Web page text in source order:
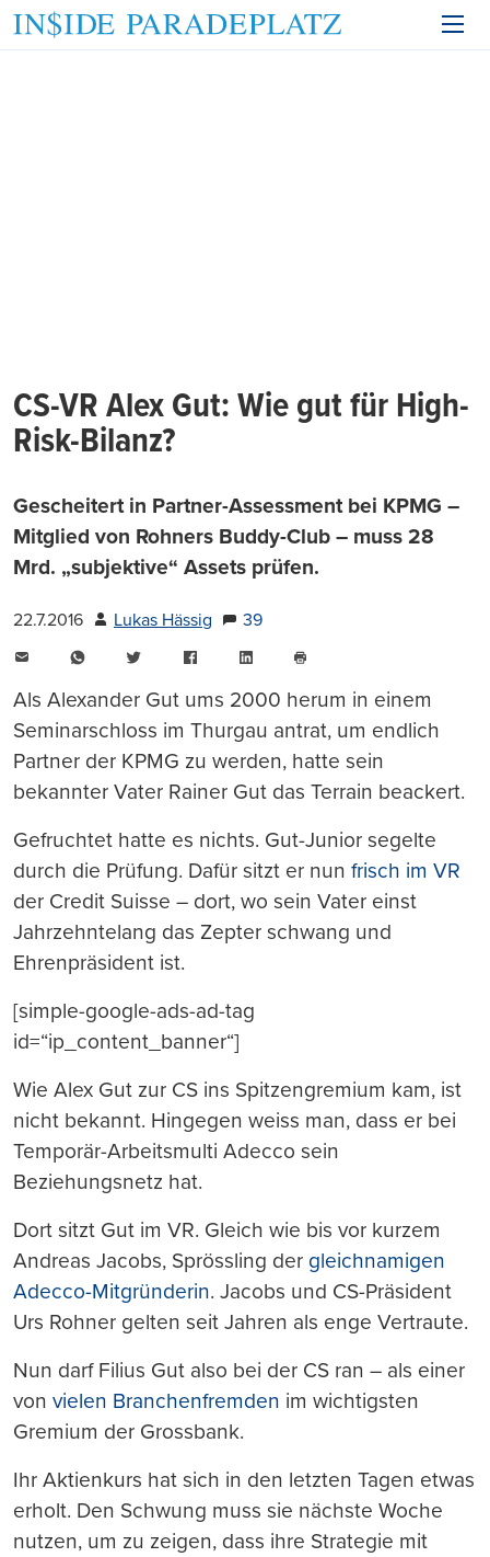
CS-VR Alex Gut: Wie gut für High-
Risk-Bilanz?
Gescheitert in Partner-Assessment bei KPMG –
Mitglied von Rohners Buddy-Club – muss 28
Mrd. „subjektive“ Assets prüfen.
22.7.2016 Lukas Hässig
39
WhatsAppTwitter FacebookLinkedIn
Als Alexander Gut ums 2000 herum in einem
Seminarschloss im Thurgau antrat, um endlich
Partner der KPMG zu werden, hatte sein
bekannter Vater Rainer Gut das Terrain beackert.
Gefruchtet hatte es nichts. Gut-Junior segelte
durch die Prüfung. Dafür sitzt er nun frisch im VR
der Credit Suisse – dort, wo sein Vater einst
Jahrzehntelang das Zepter schwang und
Ehrenpräsident ist.
[simple-google-ads-ad-tag
id=“ip_content_banner“]
Wie Alex Gut zur CS ins Spitzengremium kam, ist
nicht bekannt. Hingegen weiss man, dass er bei
Temporär-Arbeitsmulti Adecco sein
Beziehungsnetz hat.
Dort sitzt Gut im VR. Gleich wie bis vor kurzem
Andreas Jacobs, Sprössling der gleichnamigen
Adecco-Mitgründerin. Jacobs und CS-Präsident
Urs Rohner gelten seit Jahren als enge Vertraute.
Nun darf Filius Gut also bei der CS ran – als einer
von vielen Branchenfremden im wichtigsten
Gremium der Grossbank.
Ihr Aktienkurs hat sich in den letzten Tagen etwas
erholt. Den Schwung muss sie nächste Woche
nutzen, um zu zeigen, dass ihre Strategie mit